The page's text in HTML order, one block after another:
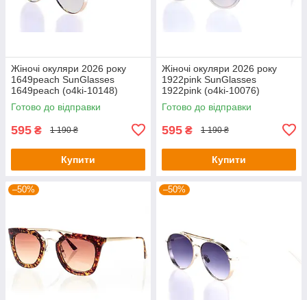
Жіночі окуляри 2026 року
1649peach SunGlasses
1649peach (o4ki-10148)
Готово до відправки
595 ₴ 1 190 ₴
Купити
Жіночі окуляри 2026 року
1922pink SunGlasses
1922pink (o4ki-10076)
Готово до відправки
595 ₴ 1 190 ₴
Купити
–50% –50%